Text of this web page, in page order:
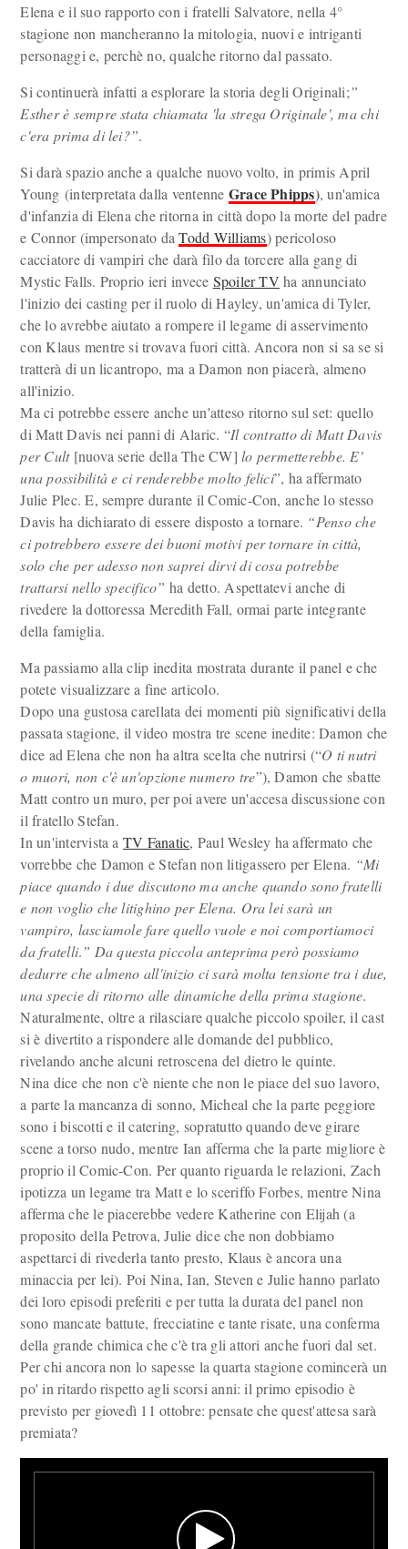
Elena e il suo rapporto con i fratelli Salvatore, nella 4°
stagione non mancheranno la mitologia, nuovi e intriganti
personaggi e, perchè no, qualche ritorno dal passato.
Si continuerà infatti a esplorare la storia degli Originali;”
Esther è sempre stata chiamata 'la strega Originale', ma chi
c'era prima di lei?”.
Si darà spazio anche a qualche nuovo volto, in primis April
Young (interpretata dalla ventenne Grace Phipps), un'amica
d'infanzia di Elena che ritorna in città dopo la morte del padre
e Connor (impersonato daTodd Williams) pericoloso
cacciatore di vampiri che darà filo da torcere alla gang di
Mystic Falls. Proprio ieri invece Spoiler TV ha annunciato
l'inizio dei casting per il ruolo di Hayley, un'amica di Tyler,
che lo avrebbe aiutato a rompere il legame di asservimento
con Klaus mentre si trovava fuori città. Ancora non si sa se si
tratterà di un licantropo, ma a Damon non piacerà, almeno
all'inizio.
Ma ci potrebbe essere anche un'atteso ritorno sul set: quello
di Matt Davis nei panni di Alaric. “Il contratto di Matt Davis
per Cult[nuova serie della The CW]lo permetterebbe. E'
una possibilità e ci renderebbe molto felici”, ha affermato
Julie Plec. E, sempre durante il Comic-Con, anche lo stesso
Davis ha dichiarato di essere disposto a tornare. “Penso che
ci potrebbero essere dei buoni motivi per tornare in città,
solo che per adesso non saprei dirvi di cosa potrebbe
trattarsi nello specifico” ha detto. Aspettatevi anche di
rivedere la dottoressa Meredith Fall, ormai parte integrante
della famiglia.
Ma passiamo alla clip inedita mostrata durante il panel e che
potete visualizzare a fine articolo.
Dopo una gustosa carellata dei momenti più significativi della
passata stagione, il video mostra tre scene inedite: Damon che
dice ad Elena che non ha altra scelta che nutrirsi (“O ti nutri
o muori, non c'è un'opzione numero tre”), Damon che sbatte
Matt contro un muro, per poi avere un'accesa discussione con
il fratello Stefan.
In un'intervista a TV Fanatic, Paul Wesley ha affermato che
vorrebbe che Damon e Stefan non litigassero per Elena. “Mi
piace quando i due discutono ma anche quando sono fratelli
e non voglio che litighino per Elena. Ora lei sarà un
vampiro, lasciamole fare quello vuole e noi comportiamoci
da fratelli.” Da questa piccola anteprima però possiamo
dedurre che almeno all'inizio ci sarà molta tensione tra i due,
una specie di ritorno alle dinamiche della prima stagione.
Naturalmente, oltre a rilasciare qualche piccolo spoiler, il cast
si è divertito a rispondere alle domande del pubblico,
rivelando anche alcuni retroscena del dietro le quinte.
Nina dice che non c'è niente che non le piace del suo lavoro,
a parte la mancanza di sonno, Micheal che la parte peggiore
sono i biscotti e il catering, sopratutto quando deve girare
scene a torso nudo, mentre Ian afferma che la parte migliore è
proprio il Comic-Con. Per quanto riguarda le relazioni, Zach
ipotizza un legame tra Matt e lo sceriffo Forbes, mentre Nina
afferma che le piacerebbe vedere Katherine con Elijah (a
proposito della Petrova, Julie dice che non dobbiamo
aspettarci di rivederla tanto presto, Klaus è ancora una
minaccia per lei). Poi Nina, Ian, Steven e Julie hanno parlato
dei loro episodi preferiti e per tutta la durata del panel non
sono mancate battute, frecciatine e tante risate, una conferma
della grande chimica che c'è tra gli attori anche fuori dal set.
Per chi ancora non lo sapesse la quarta stagione comincerà un
po' in ritardo rispetto agli scorsi anni: il primo episodio è
previsto per giovedì 11 ottobre: pensate che quest'attesa sarà
premiata?